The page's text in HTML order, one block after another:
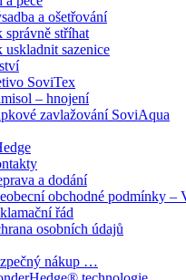
a ošetřování
správně stříhat
uskladnit sazenice
SoviTex
– hnojení
zavlažování SoviAqua
a dodání
obchodné podmínky –
řád
osobních údajů
nákup …